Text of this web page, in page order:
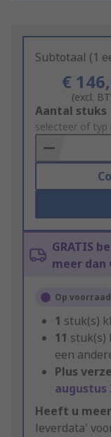
Subtotaal (1
€
(excl.
Add
to
Basket
Aantal stuks
selecteer of typ
GRATIS
meer dan
Op voorraad
1 stuk(s)
11 stuk(s)
een
Plus
augustus
Heeft u
leverdata'